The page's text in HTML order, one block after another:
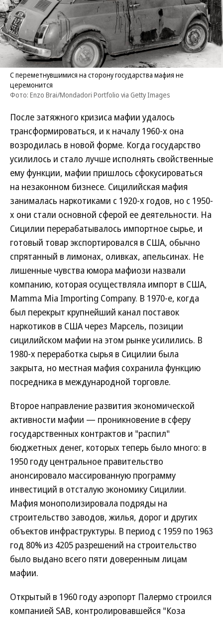
С переметнувшимися на сторону государства мафия не
церемонится
Фото: Enzo Brai/Mondadori Portfolio via Getty Images
После затяжного кризиса мафии удалось
трансформироваться, и к началу 1960-х она
возродилась в новой форме. Когда государство
усилилось и стало лучше исполнять свойственные
ему функции, мафии пришлось сфокусироваться
на незаконном бизнесе. Сицилийская мафия
занималась наркотиками с 1920-х годов, но с 1950-
х они стали основной сферой ее деятельности. На
Сицилии перерабатывалось импортное сырье, и
готовый товар экспортировался в США, обычно
спрятанный в лимонах, оливках, апельсинах. Не
лишенные чувства юмора мафиози назвали
компанию, которая осуществляла импорт в США,
Mamma Mia Importing Company. В 1970-е, когда
был перекрыт крупнейший канал поставок
наркотиков в США через Марсель, позиции
сицилийском мафии на этом рынке усилились. В
1980-х переработка сырья в Сицилии была
закрыта, но местная мафия сохранила функцию
посредника в международной торговле.
Второе направление развития экономической
активности мафии — проникновение в сферу
государственных контрактов и "распил"
бюджетных денег, которых теперь было много: в
1950 году центральное правительство
анонсировало массированную программу
инвестиций в отсталую экономику Сицилии.
Мафия монополизировала подряды на
строительство заводов, жилья, дорог и других
объектов инфраструктуры. В период с 1959 по 1963
год 80% из 4205 разрешений на строительство
было выдано всего пяти доверенным лицам
мафии.
Открытый в 1960 году аэропорт Палермо строился
компанией SAB, контролировавшейся "Коза